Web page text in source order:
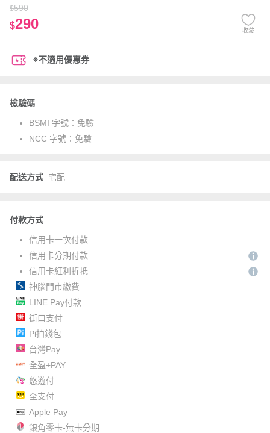
$590
$290 收藏
※不適用優惠券
檢驗碼
BSMI 字號： 免驗
NCC 字號： 免驗
配送方式 宅配
付款方式
信用卡一次付款
信用卡分期付款
信用卡紅利折抵
神腦門市繳費
LINE Pay付款
街口支付
Pi拍錢包
台灣Pay
全盈+PAY
悠遊付
全支付
Apple Pay
銀角零卡-無卡分期